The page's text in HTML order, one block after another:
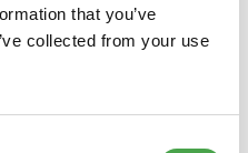
that you’ve
collected from your use